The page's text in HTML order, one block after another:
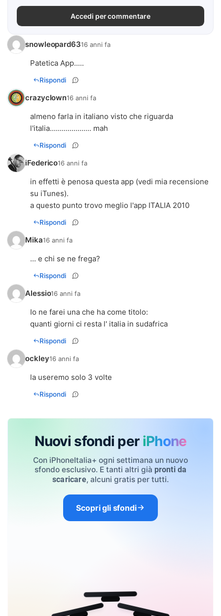
Accedi per commentare
snowleopard6316 anni fa
Patetica App.....
Rispondi
crazyclown16 anni fa
almeno farla in italiano visto che riguarda
l'italia..................... mah
Rispondi
iFederico16 anni fa
in effetti è penosa questa app (vedi mia recensione
su iTunes).
a questo punto trovo meglio l'app ITALIA 2010
Rispondi
Mika16 anni fa
... e chi se ne frega?
Rispondi
Alessio16 anni fa
Io ne farei una che ha come titolo:
quanti giorni ci resta l' italia in sudafrica
Rispondi
ockley16 anni fa
la useremo solo 3 volte
Rispondi
Nuovi sfondi per iPhone
Con iPhoneItalia+ ogni settimana un nuovo
sfondo esclusivo. E tanti altri già pronti da
scaricare, alcuni gratis per tutti.
Scopri gli sfondi